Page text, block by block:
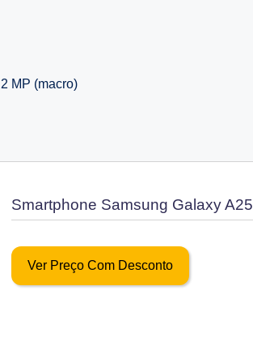
MP (macro)
Smartphone Samsung Galaxy
Ver Preço Com Desconto